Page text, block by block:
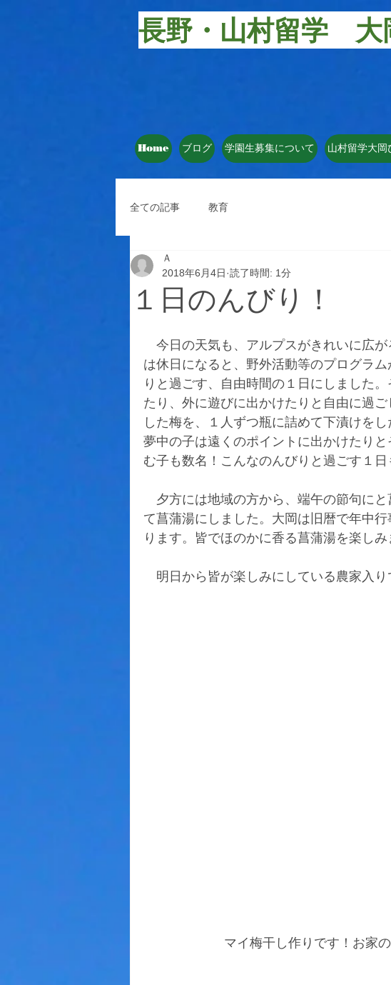
長野・山村留学 大
Home ブログ 学園生募集について 山村留学大岡
全ての記事 教育
１日のんびり！
Ａ
2018年6月4日 読了時間: 1分
今日の天気も、アルプスがきれいに広
は休日になると、野外活動等のプログラ
りと過ごす、自由時間の１日にしました
たり、外に遊びに出かけたりと自由に過
した梅を、１人ずつ瓶に詰めて下漬けを
夢中の子は遠くのポイントに出かけたり
む子も数名！こんなのんびりと過ごす１日
夕方には地域の方から、端午の節句に
て菖蒲湯にしました。大岡は旧暦で年中
ります。皆でほのかに香る菖蒲湯を楽しみ
明日から皆が楽しみにしている農家入り
マイ梅干し作りです！お家のお